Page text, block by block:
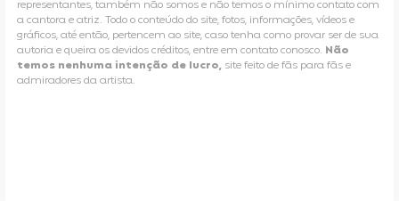
representantes, também não somos e não temos o mínimo contato com
a cantora e atriz. Todo o conteúdo do site, fotos, informações, vídeos e
gráficos, até então, pertencem ao site, caso tenha como provar ser de sua
autoria e queira os devidos créditos, entre em contato conosco. Não
temos nenhuma intenção de lucro, site feito de fãs para fãs e
admiradores da artista.